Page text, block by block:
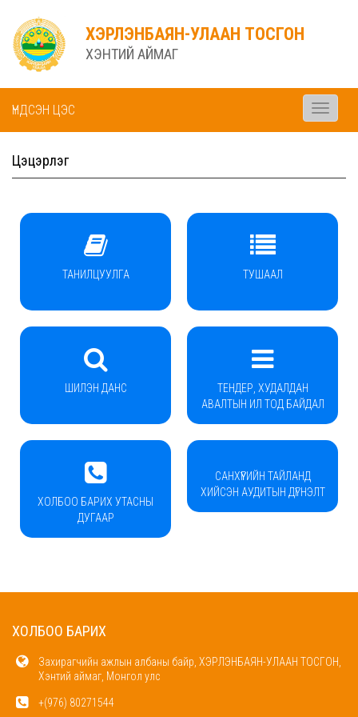
ХЭРЛЭНБАЯН-УЛААН ТОСГОН
ХЭНТИЙ АЙМАГ
ҮНДСЭН ЦЭС
Toggle
Цэцэрлэг
ТАНИЛЦУУЛГА ТУШААЛ
ШИЛЭН ДАНС
ТЕНДЕР, ХУДАЛДАН
АВАЛТЫН ИЛ ТОД БАЙДАЛ
ХОЛБОО БАРИХ УТАСНЫ
ДУГААР
САНХҮҮГИЙН ТАЙЛАНД
ХИЙСЭН АУДИТЫН ДҮГНЭЛТ
ХОЛБОО БАРИХ
Захирагчийн ажлын албаны байр, ХЭРЛЭНБАЯН-УЛААН ТОСГОН,
Хэнтий аймаг, Монгол улс
+(976) 80271544